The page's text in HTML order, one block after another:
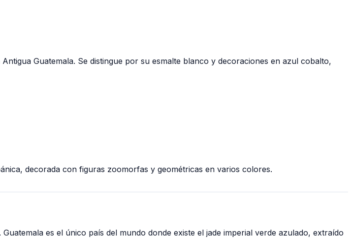
Guatemala. Se distingue por su esmalte blanco y decoraciones en azul cobalto,
decorada con figuras zoomorfas y geométricas en varios colores.
es el único país del mundo donde existe el jade imperial verde azulado, extraído